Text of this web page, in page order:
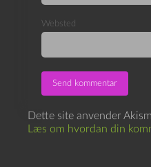
Websted
Dette site anvender
Læs om hvordan din